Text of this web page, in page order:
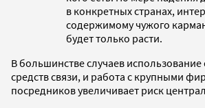
в конкретных странах,
содержимому чужого
будет только расти.
В большинстве случаев
средств связи, и работа с крупными
посредников увеличивает риск